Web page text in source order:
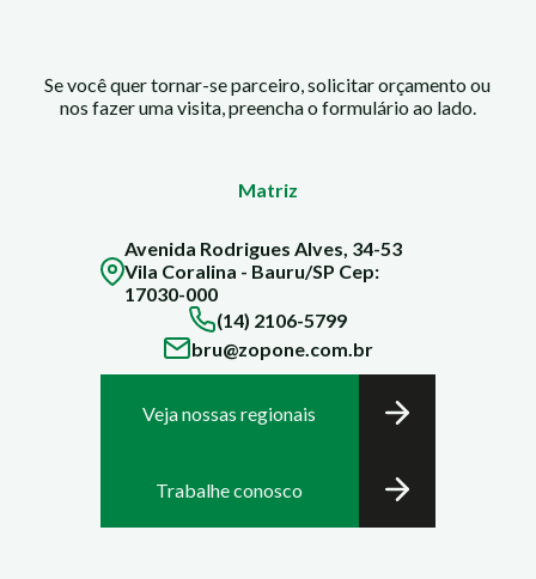
Se você quer tornar-se parceiro, solicitar orçamento ou
nos fazer uma visita, preencha o formulário ao lado.
Matriz
Avenida Rodrigues Alves, 34-53
Vila Coralina - Bauru/SP Cep:
17030-000
(14) 2106-5799
bru@zopone.com.br
Veja nossas regionais
Trabalhe conosco